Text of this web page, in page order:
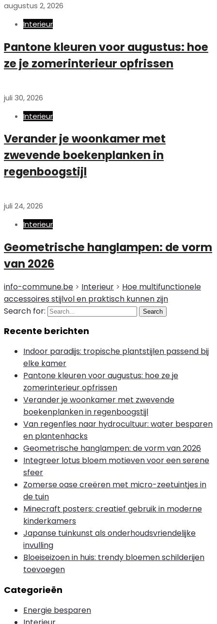
augustus 2, 2026
Interieur
Pantone kleuren voor augustus: hoe
ze je zomerinterieur opfrissen
juli 30, 2026
Interieur
Verander je woonkamer met
zwevende boekenplanken in
regenboogstijl
juli 24, 2026
Interieur
Geometrische hanglampen: de vorm
van 2026
info-commune.be > Interieur > Hoe multifunctionele
accessoires stijlvol en praktisch kunnen zijn
Search for:
Search
Recente berichten
Indoor paradijs: tropische plantstijlen passend bij
elke kamer
Pantone kleuren voor augustus: hoe ze je
zomerinterieur opfrissen
Verander je woonkamer met zwevende
boekenplanken in regenboogstijl
Van regenfles naar hydrocultuur: water besparen
en plantenhacks
Geometrische hanglampen: de vorm van 2026
Integreer lotus bloem motieven voor een serene
sfeer
Zomerse oase creëren met micro-zeetuintjes in
de tuin
Minecraft posters: creatief gebruik in moderne
kinderkamers
Japanse tuinkunst als onderhoudsvriendelijke
invulling
Bloeiseizoen in huis: trendy bloemen schilderijen
toevoegen
Categorieën
Energie besparen